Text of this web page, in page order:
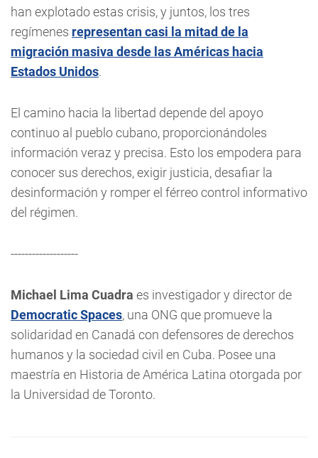
han explotado estas crisis, y juntos, los tres
regímenes representan casi la mitad de la
migración masiva desde las Américas hacia
Estados Unidos.
El camino hacia la libertad depende del apoyo
continuo al pueblo cubano, proporcionándoles
información veraz y precisa. Esto los empodera para
conocer sus derechos, exigir justicia, desafiar la
desinformación y romper el férreo control informativo
del régimen.
-------------------
Michael Lima Cuadra es investigador y director de
Democratic Spaces, una ONG que promueve la
solidaridad en Canadá con defensores de derechos
humanos y la sociedad civil en Cuba. Posee una
maestría en Historia de América Latina otorgada por
la Universidad de Toronto.